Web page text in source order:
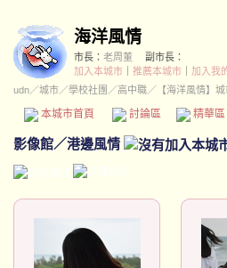
海洋風情
市長： 老周董
副市長：
加入本城市
推薦本城市 加入我
udn／城市／學校社團 ／高中職／ 【海洋風情】
本城市首頁 討論區 精華區
影像館／港邊風情